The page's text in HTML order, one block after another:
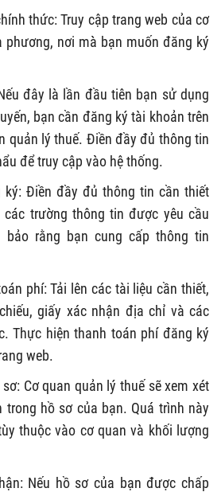
thức: Truy cập trang web của cơ
phương, nơi mà bạn muốn đăng ký
đây là lần đầu tiên bạn sử dụng
bạn cần đăng ký tài khoản trên
quản lý thuế. Điền đầy đủ thông tin
để truy cập vào hệ thống.
Điền đầy đủ thông tin cần thiết
trường thông tin được yêu cầu
bảo rằng bạn cung cấp thông tin
phí: Tải lên các tài liệu cần thiết,
giấy xác nhận địa chỉ và các
Thực hiện thanh toán phí đăng ký
web.
Cơ quan quản lý thuế sẽ xem xét
hồ sơ của bạn. Quá trình này
thuộc vào cơ quan và khối lượng
Nếu hồ sơ của bạn được chấp